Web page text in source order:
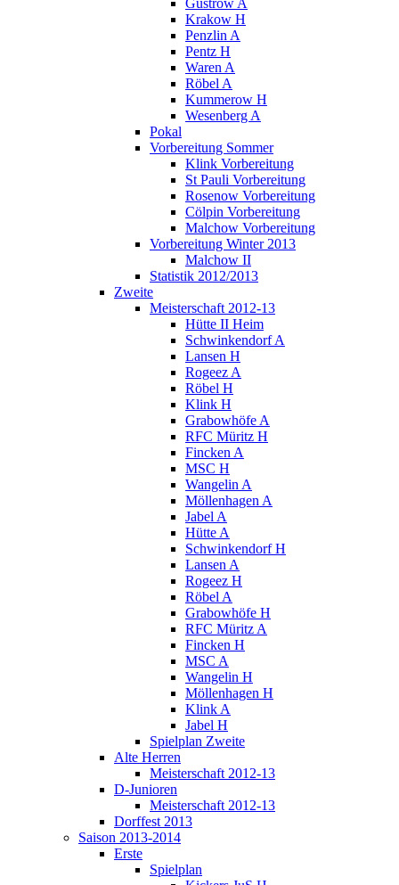
Güstrow A
Krakow H
Penzlin A
Pentz H
Waren A
Röbel A
Kummerow H
Wesenberg A
Pokal
Vorbereitung Sommer
Klink Vorbereitung
St Pauli Vorbereitung
Rosenow Vorbereitung
Cölpin Vorbereitung
Malchow Vorbereitung
Vorbereitung Winter 2013
Malchow II
Statistik 2012/2013
Zweite
Meisterschaft 2012-13
Hütte II Heim
Schwinkendorf A
Lansen H
Rogeez A
Röbel H
Klink H
Grabowhöfe A
RFC Müritz H
Fincken A
MSC H
Wangelin A
Möllenhagen A
Jabel A
Hütte A
Schwinkendorf H
Lansen A
Rogeez H
Röbel A
Grabowhöfe H
RFC Müritz A
Fincken H
MSC A
Wangelin H
Möllenhagen H
Klink A
Jabel H
Spielplan Zweite
Alte Herren
Meisterschaft 2012-13
D-Junioren
Meisterschaft 2012-13
Dorffest 2013
Saison 2013-2014
Erste
Spielplan